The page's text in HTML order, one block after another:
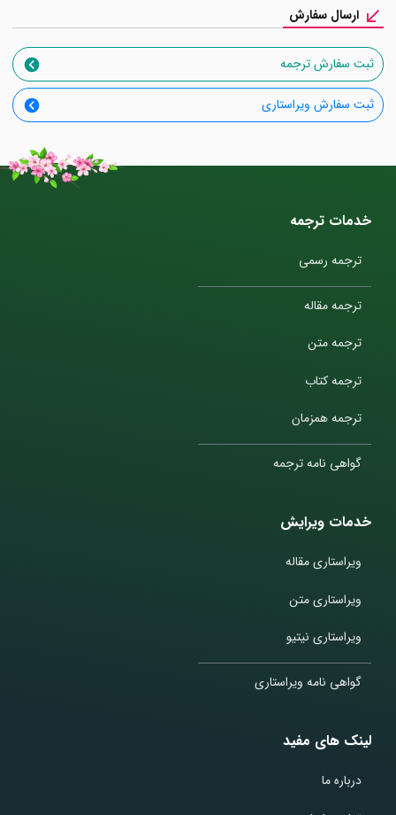
ارسال سفارش
ثبت سفارش ترجمه
ثبت سفارش ویراستاری
خدمات ترجمه
ترجمه رسمی
ترجمه مقاله
ترجمه متن
ترجمه کتاب
ترجمه همزمان
گواهی نامه ترجمه
خدمات ویرایش
ویراستاری مقاله
ویراستاری متن
ویراستاری نیتیو
گواهی نامه ویراستاری
لینک های مفید
درباره ما